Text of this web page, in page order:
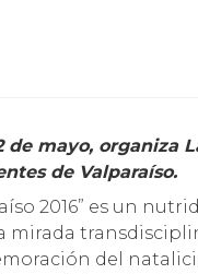
de Valparaíso.
2016” es un
mirada
del